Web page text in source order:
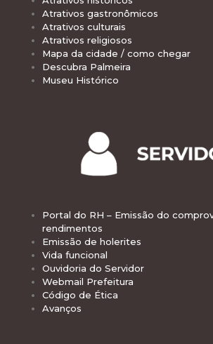
Atrativos gastronômicos
Atrativos culturais
Atrativos religiosos
Mapa da cidade / como chegar
Descubra Palmeira
Museu Histórico
Portal do RH – Emissão do
rendimentos
Emissão de holerites
Vida funcional
Ouvidoria do Servidor
Webmail Prefeitura
Código de Ética
Avanços